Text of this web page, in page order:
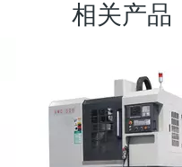
相关产品